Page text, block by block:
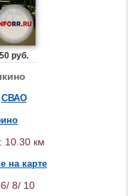
руб.
СВАО
10.30 км
на карте
8/ 10